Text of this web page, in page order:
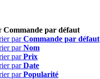
Commande par défaut
parCommande par défaut
parNom
parPrix
parDate
parPopularité